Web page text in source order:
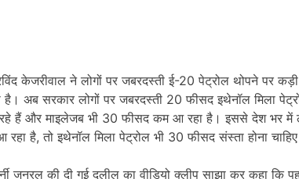
केजरीवाल ने लोगों पर जबरदस्ती ई-20 पेट्रोल थोपने पर
है। अब सरकार लोगों पर जबरदस्ती 20 फीसद इथेनॉल मिला
रहे हैं और माइलेजब भी 30 फीसद कम आ रहा है। इससे देश भर
है, तो इथेनॉल मिला पेट्रोल भी 30 फीसद संस्ता होना
जनरल की दी गई दलील का वीडियो क्लीप साझा कर कहा कि